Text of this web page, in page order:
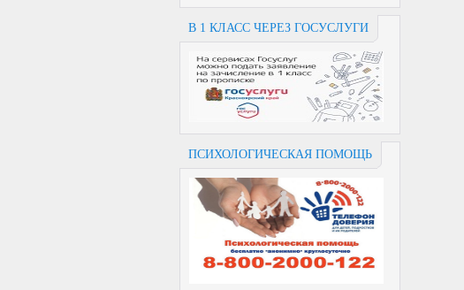
В 1 КЛАСС ЧЕРЕЗ ГОСУСЛУГИ
ПСИХОЛОГИЧЕСКАЯ ПОМОЩЬ